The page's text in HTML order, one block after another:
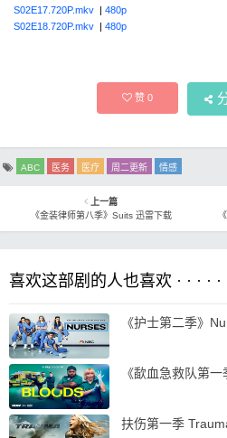
S02E17.720P.mkv | 480p
S02E18.720P.mkv | 480p
赞0
ABC 医务 医疗 周二更新 情感
上一篇
《金装律师第八季》Suits 迅雷下载
喜欢这部剧的人也喜欢 · · · · ·
《护士第二季》
《歃血急救队第
扶伤第一季